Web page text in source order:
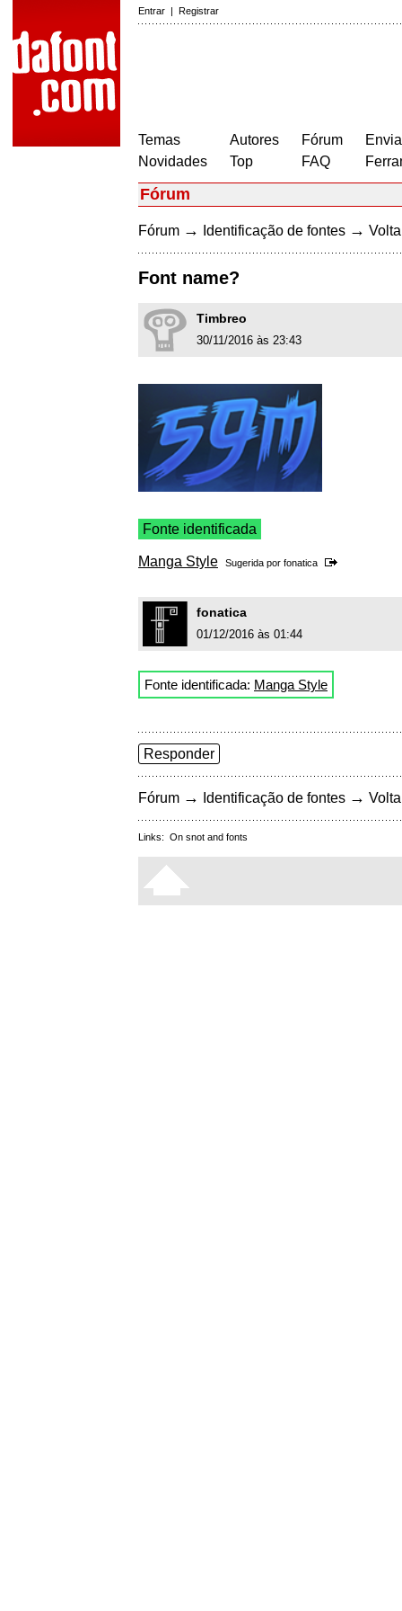
Entrar | Registrar
Temas
Novidades
Autores
Top
Fórum
FAQ
Fórum
Fórum → Identificação de fontes →
Font name?
Timbreo
30/11/2016 às 23:43
Fonte identificada
Manga Style Sugerida por fonatica
fonatica
01/12/2016 às 01:44
Fonte identificada: Manga Style
Responder
Fórum → Identificação de fontes →
Links: On snot and fonts